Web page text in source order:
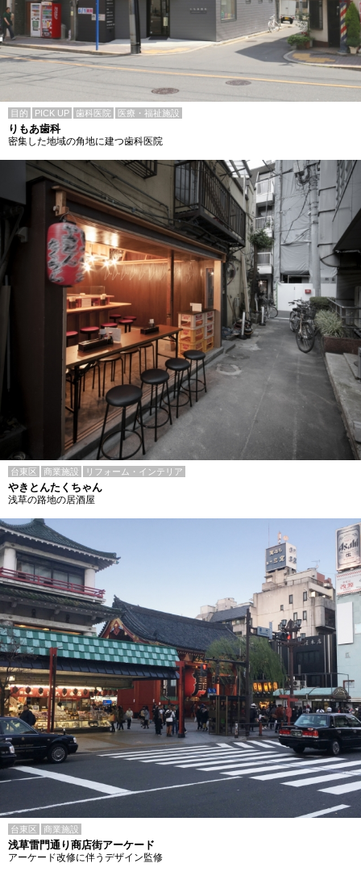
目的 PICK UP 歯科医院 医療・福祉施設
りもあ歯科
密集した地域の角地に建つ歯科医院
台東区 商業施設 リフォーム・インテリア
やきとんたくちゃん
浅草の路地の居酒屋
台東区 商業施設
浅草雷門通り商店街アーケード
アーケード改修に伴うデザイン監修